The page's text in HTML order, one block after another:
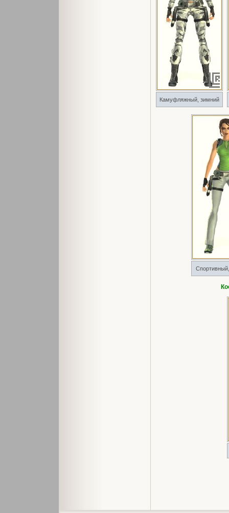
Камуфляжный, зимний